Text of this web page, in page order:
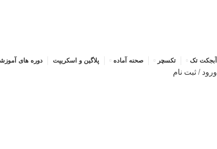
آبجکت تک تکسچر صحنه آماده پلاگین و اسکریپت دوره های
ورود / ثبت نام